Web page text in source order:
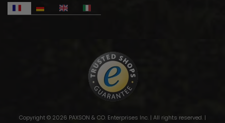
Copyright © 2026 PAXSON & CO. Enterprises Inc. | All rights reserved. |